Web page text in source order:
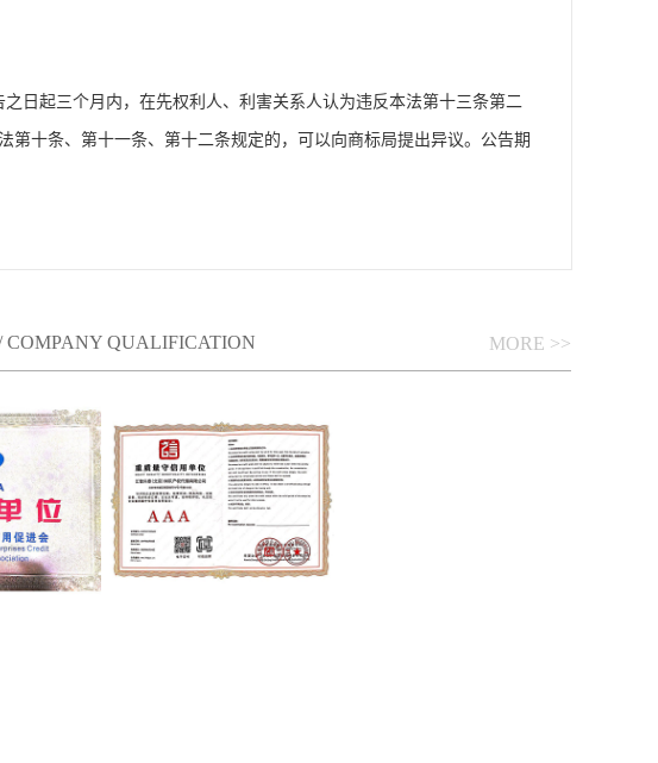
日起三个月内，在先权利人、利害关系人认为违反本法第十三条第二
十条、第十一条、第十二条规定的，可以向商标局提出异议。公告期
COMPANY QUALIFICATION MORE >>